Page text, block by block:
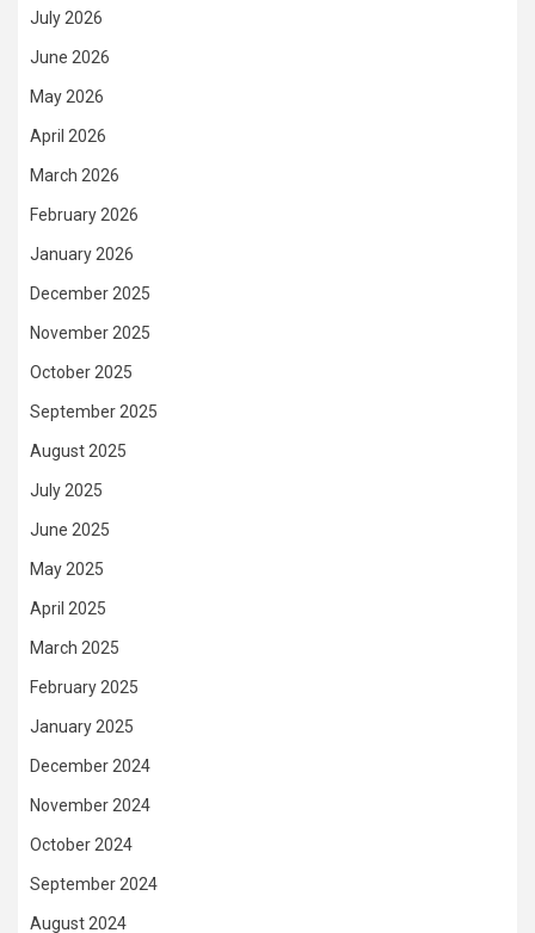
July 2026
June 2026
May 2026
April 2026
March 2026
February 2026
January 2026
December 2025
November 2025
October 2025
September 2025
August 2025
July 2025
June 2025
May 2025
April 2025
March 2025
February 2025
January 2025
December 2024
November 2024
October 2024
September 2024
August 2024